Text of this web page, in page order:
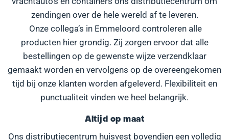
zendingen over de hele wereld af te leveren.
Onze collega’s in Emmeloord controleren alle
producten hier grondig. Zij zorgen ervoor dat alle
bestellingen op de gewenste wijze verzendklaar
gemaakt worden en vervolgens op de overeengekomen
tijd bij onze klanten worden afgeleverd. Flexibiliteit en
punctualiteit vinden we heel belangrijk.
Altijd op maat
Ons distributiecentrum huisvest bovendien een volledig